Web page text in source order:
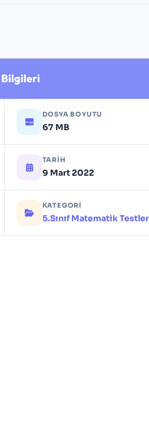
Bilgileri
DOSYA BOYUTU
67 MB
TARIH
9 Mart 2022
KATEGORI
5.Sınıf Matematik